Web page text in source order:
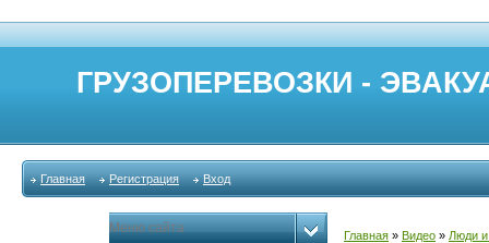
ГРУЗОПЕРЕВОЗКИ -
Главная Регистрация Вход
Меню сайта Главная » Видео » Люди и